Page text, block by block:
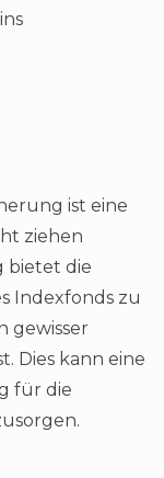
ist eine
ziehen
bietet die
Indexfonds zu
gewisser
Dies kann eine
für die